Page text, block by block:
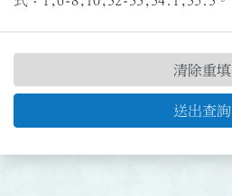
送出查詢
清除重填